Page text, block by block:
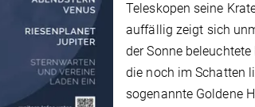
Teleskopen seine
auffällig zeigt sich
der Sonne
die noch im Schatten
sogenannte Goldene